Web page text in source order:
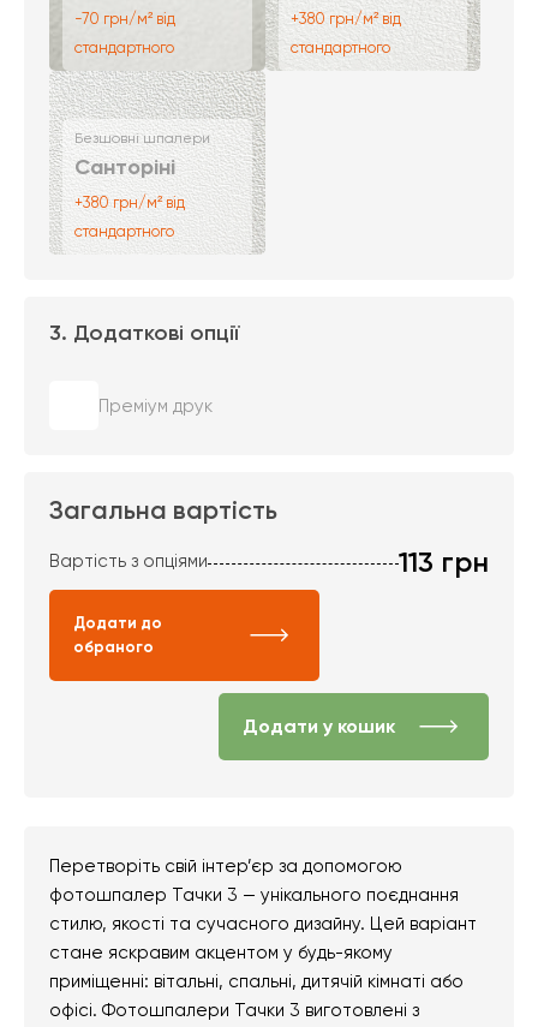
-70 грн/м² від
стандартного
+380 грн/м² від
стандартного
Безшовні шпалери
Санторіні
+380 грн/м² від
стандартного
3. Додаткові опції
Преміум друк
Загальна вартість
Вартість з опціями 113 грн
Додати до
обраного
Додати у кошик
Перетворіть свій інтер’єр за допомогою
фотошпалер Тачки 3 — унікального поєднання
стилю, якості та сучасного дизайну. Цей варіант
стане яскравим акцентом у будь-якому
приміщенні: вітальні, спальні, дитячій кімнаті або
офісі. Фотошпалери Тачки 3 виготовлені з